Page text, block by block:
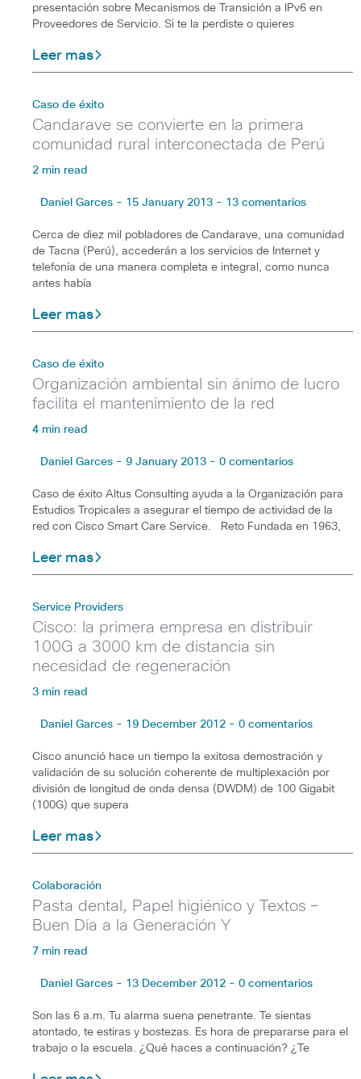
presentación sobre Mecanismos de Transición a IPv6 en
Proveedores de Servicio. Si te la perdiste o quieres
Leer mas
Caso de éxito
Candarave se convierte en la primera
comunidad rural interconectada de Perú
2 min read
Daniel Garces - 15 January 2013 - 13 comentarios
Cerca de diez mil pobladores de Candarave, una comunidad
de Tacna (Perú), accederán a los servicios de Internet y
telefonía de una manera completa e integral, como nunca
antes había
Leer mas
Caso de éxito
Organización ambiental sin ánimo de lucro
facilita el mantenimiento de la red
4 min read
Daniel Garces - 9 January 2013 - 0 comentarios
Caso de éxito Altus Consulting ayuda a la Organización para
Estudios Tropicales a asegurar el tiempo de actividad de la
red con Cisco Smart Care Service. Reto Fundada en 1963,
Leer mas
Service Providers
Cisco: la primera empresa en distribuir
100G a 3000 km de distancia sin
necesidad de regeneración
3 min read
Daniel Garces - 19 December 2012 - 0 comentarios
Cisco anunció hace un tiempo la exitosa demostración y
validación de su solución coherente de multiplexación por
división de longitud de onda densa (DWDM) de 100 Gigabit
(100G) que supera
Leer mas
Colaboración
Pasta dental, Papel higiénico y Textos –
Buen Día a la Generación Y
7 min read
Daniel Garces - 13 December 2012 - 0 comentarios
Son las 6 a.m. Tu alarma suena penetrante. Te sientas
atontado, te estiras y bostezas. Es hora de prepararse para el
trabajo o la escuela. ¿Qué haces a continuación? ¿Te